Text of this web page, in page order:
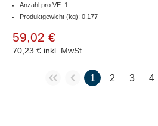
Anzahl pro VE: 1
Produktgewicht (kg): 0.177
59,02 €
70,23 € inkl. MwSt.
1 2 3 4